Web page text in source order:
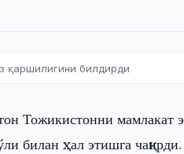
қаршилигини билдирди
Тожикистонни мамлакат
билан ҳал этишга